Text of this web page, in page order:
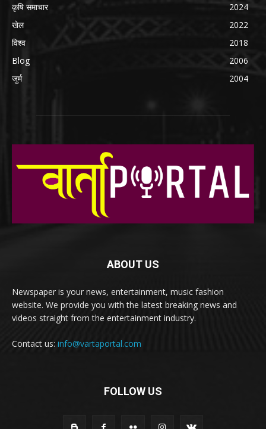
कृषि समाचार
2024
खेल
2022
विश्व
2018
Blog
2006
जुर्म
2004
ABOUT US
Newspaper is your news, entertainment, music fashion
website. We provide you with the latest breaking news and
videos straight from the entertainment industry.
Contact us: info@vartaportal.com
FOLLOW US